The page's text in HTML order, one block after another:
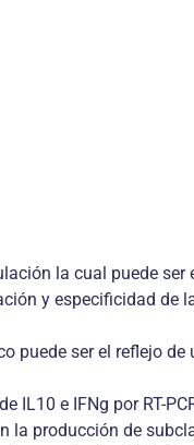
la cual puede
y especificidad de
puede ser el reflejo
IL10 e IFNg por RT-
producción de